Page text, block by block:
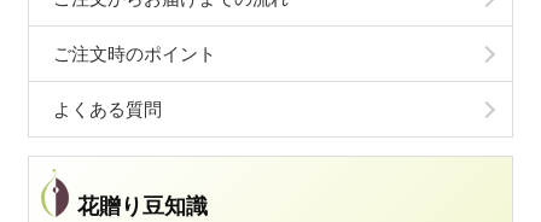
ご注文時のポイント
よくある質問
花贈り豆知識